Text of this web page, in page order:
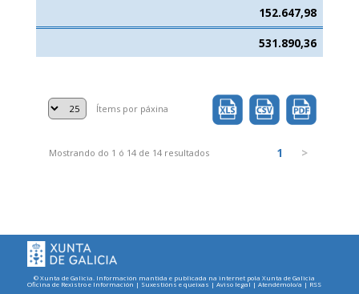
152.647,98
531.890,36
Mostrando do 1 ó 14 de 14 resultados 1 >
Ítems por páxina
© Xunta de Galicia. Información mantida e publicada na internet pola Xunta de Galicia
Oficina de Rexistro e Información | Suxestións e queixas | Aviso legal | Atendémolo/a | RSS